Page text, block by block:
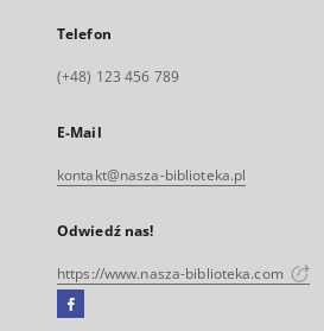
Telefon
(+48) 123 456 789
E-Mail
kontakt@nasza-biblioteka.pl
Odwiedź nas!
https://www.nasza-biblioteka.com
Facebook